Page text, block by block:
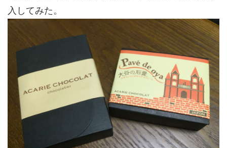
入してみた。